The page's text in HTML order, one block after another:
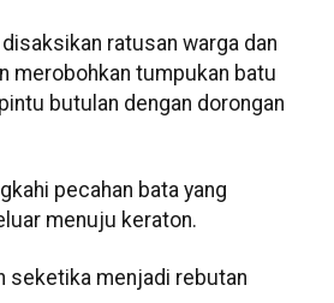
ratusan warga dan
merobohkan tumpukan batu
butulan dengan dorongan
pecahan bata yang
menuju keraton.
seketika menjadi rebutan